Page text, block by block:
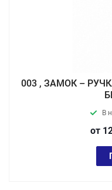
003 , ЗАМОК –
В
от